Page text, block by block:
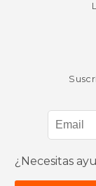
¿Necesitas